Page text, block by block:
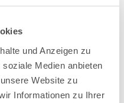
und Anzeigen zu
Medien anbieten
Website zu
Informationen zu Ihrer
Oranienstein, diente
Büchel mit bis
entfernt. So liegen
Krieges zeitlich und